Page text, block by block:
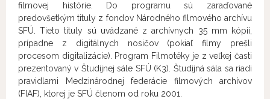
filmovej histórie. Do programu sú zaraďované
predovšetkým tituly z fondov Národného filmového archívu
SFÚ. Tieto tituly sú uvádzané z archívnych 35 mm kópií,
prípadne z digitálnych nosičov (pokiaľ filmy prešli
procesom digitalizácie). Program Filmotéky je z veľkej časti
prezentovaný v Študijnej sále SFÚ (K3). Študijná sála sa riadi
pravidlami Medzinárodnej federácie filmových archívov
(FIAF), ktorej je SFÚ členom od roku 2001.